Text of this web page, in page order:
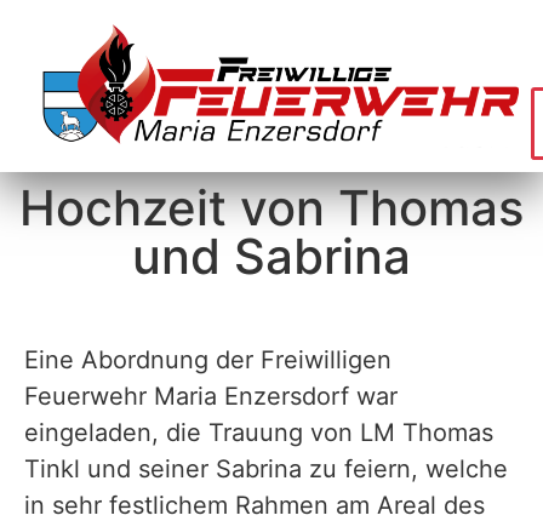
Hochzeit von Thomas
und Sabrina
Eine Abordnung der Freiwilligen
Feuerwehr Maria Enzersdorf war
eingeladen, die Trauung von LM Thomas
Tinkl und seiner Sabrina zu feiern, welche
in sehr festlichem Rahmen am Areal des